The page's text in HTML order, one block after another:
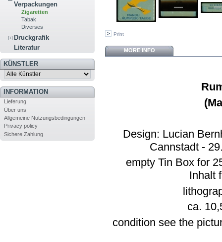
Verpackungen
Zigaretten
Tabak
Diverses
Druckgrafik
Literatur
KÜNSTLER
INFORMATION
Lieferung
Über uns
Allgemeine Nutzungsbedingungen
Privacy policy
Sichere Zahlung
Print
MORE INFO
Design: Lucian
Cannstadt -
empty Tin Box for
Inhalt
ca.
condition see the